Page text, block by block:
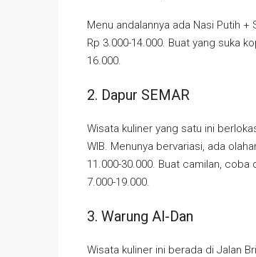
Menu andalannya ada Nasi Putih +
Rp 3.000-14.000. Buat yang suka
16.000.
2. Dapur SEMAR
Wisata kuliner yang satu ini
WIB. Menunya bervariasi, ada
11.000-30.000. Buat camilan, coba
7.000-19.000.
3. Warung Al-Dan
Wisata kuliner ini berada di Jalan